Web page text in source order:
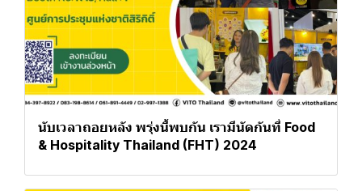
นับเวลาถอยหลัง พรุ่งนี้พบกัน️ เรามีนัดกันที่ Food
& Hospitality Thailand (FHT) 2024